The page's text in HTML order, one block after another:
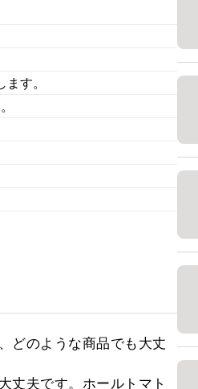
す。
どのような商品でも大丈
丈夫です。ホールトマト